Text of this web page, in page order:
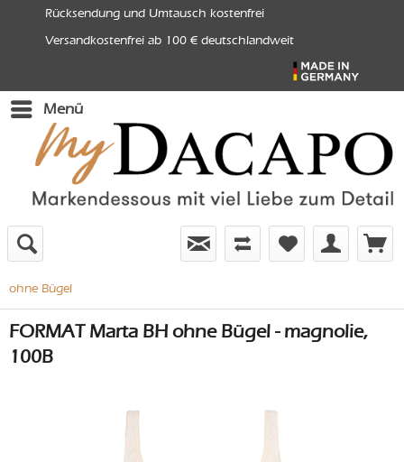
Rücksendung und Umtausch kostenfrei
Versandkostenfrei ab 100 € deutschlandweit
Menü
ohne Bügel
FORMAT Marta BH ohne Bügel - magnolie,
100B